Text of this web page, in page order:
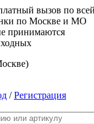
вызов по
по Москве и МО
принимаются
/Регистрация